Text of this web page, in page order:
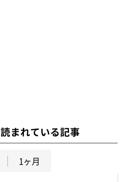
読まれている記事
1ヶ月